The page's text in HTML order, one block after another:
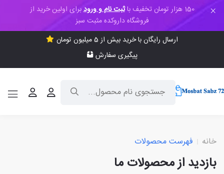
150 هزار تومان تخفیف با ثبت نام و ورودبرای اولین خرید از
فروشگاه داروکده مثبت سبز
ارسال رایگان با خرید بیش از 5 میلیون تومان
پیگیری سفارش
خانه فهرست محصولات
بازدید از محصولات ما